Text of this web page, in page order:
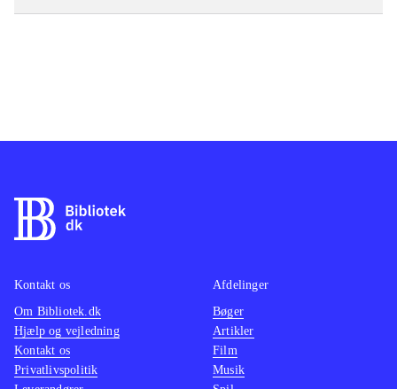
Kontakt os
Om Bibliotek.dk
Hjælp og vejledning
Kontakt os
Privatlivspolitik
Afdelinger
Bøger
Artikler
Film
Musik